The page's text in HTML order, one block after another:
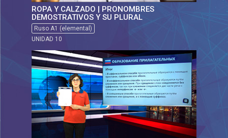
ROPA Y CALZADO | PRONOMBRES
DEMOSTRATIVOS Y SU PLURAL
Ruso A1 (elemental)
UNIDAD 10